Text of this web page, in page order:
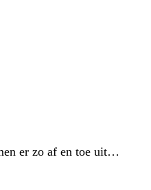
er zo af en toe uit…